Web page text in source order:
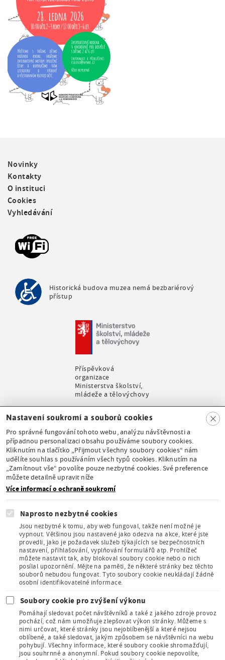
F
o
o
t
e
r
Novinky
Kontakty
O instituci
Cookies
Vyhledávání
Historická budova muzea nemá bezbariérový
přístup
Příspěvková
organizace
Ministerstva školství,
mládeže a tělovýchovy
Stálá expozice pod
záštitou České
komise pro UNESCO
Člen Asociace
muzeí a galerií
České
republiky
Člen Mezinárodního
sdružení pro dětskou
knihu
Clo
se
Nastavení soukromí a souborů cookies
Pro správné fungování tohoto webu, analýzu návštěvnosti a
případnou personalizaci obsahu používáme soubory cookies.
Kliknutím na tlačítko „Přijmout všechny soubory cookies“ nám
udělíte souhlas s používáním všech typů cookies. Kliknutím na
„Zamítnout vše“ povolíte pouze nezbytné cookies. Své preference
můžete detailně upravit níže
Více informací o ochraně soukromí
Naprosto nezbytné cookies
Jsou nezbytné k tomu, aby web fungoval, takže není možné je
vypnout. Většinou jsou nastavené jako odezva na akce, které jste
provedli, jako je požadavek služeb týkajících se bezpečnostních
nastavení, přihlašování, vyplňování formulářů atp. Prohlížeč
můžete nastavit tak, aby blokoval soubory cookie nebo o nich
posílal upozornění. Mějte na paměti, že některé stránky bez těchto
souborů nebudou fungovat. Tyto soubory cookie neukládají žádně
osobní identifikovatelné informace.
Soubory cookie pro zvýšení výkonu
Pomáhají sledovat počet návštěvníků a také z jakého zdroje provoz
pochází, což nám umožňuje zlepšovat výkon stránky. Můžeme s
nimi určovat, které stránky jsou nejoblíbenější a které nejsou
oblíbené, a také sledovat, jakým způsobem se návštěvníci na webu
pohybují. Všechny informace, které soubory cookie shromažďují,
jsou souhrnné a anonymní. Pokud soubory cookie nepovolíte,